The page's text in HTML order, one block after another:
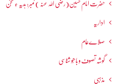
حضرت امام حسین(رضی اللہ عنہ ) نمبر: ہدیہ ءِ سُخن
اداریہ
صلاےعام
گوشہ تصوف و باھُو شناسی
مذہبی